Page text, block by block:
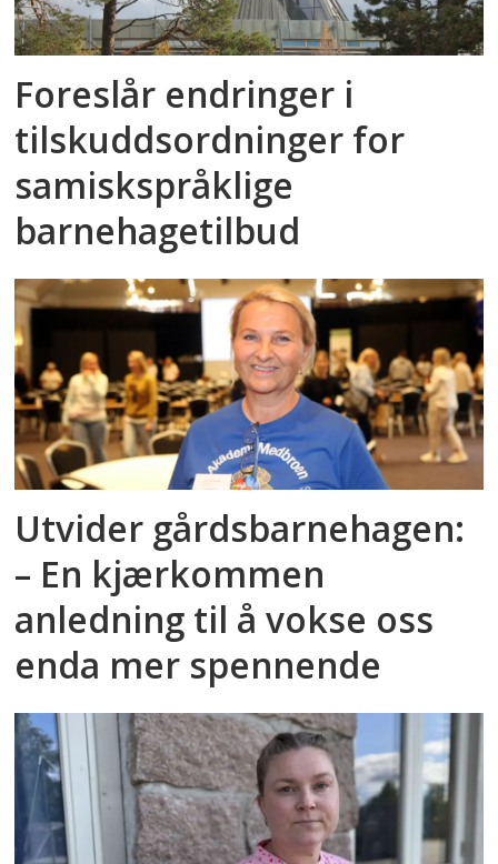
Foreslår endringer i
tilskuddsordninger for
samiskspråklige
barnehagetilbud
Utvider gårdsbarnehagen:
– En kjærkommen
anledning til å vokse oss
enda mer spennende